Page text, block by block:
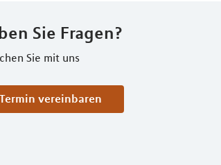
Sie Fragen?
Sie mit uns
Termin vereinbaren